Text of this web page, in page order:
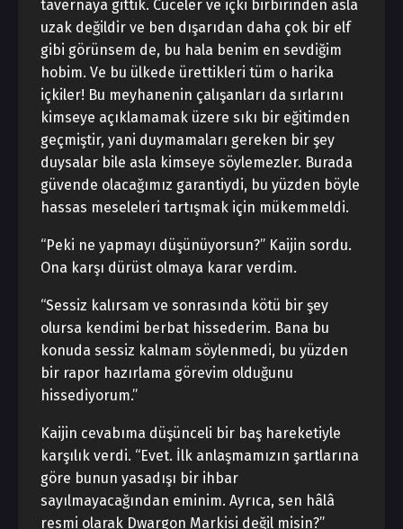
tavernaya gittik. Cüceler ve içki birbirinden asla
uzak değildir ve ben dışarıdan daha çok bir elf
gibi görünsem de, bu hala benim en sevdiğim
hobim. Ve bu ülkede ürettikleri tüm o harika
içkiler! Bu meyhanenin çalışanları da sırlarını
kimseye açıklamamak üzere sıkı bir eğitimden
geçmiştir, yani duymamaları gereken bir şey
duysalar bile asla kimseye söylemezler. Burada
güvende olacağımız garantiydi, bu yüzden böyle
hassas meseleleri tartışmak için mükemmeldi.
“Peki ne yapmayı düşünüyorsun?” Kaijin sordu.
Ona karşı dürüst olmaya karar verdim.
“Sessiz kalırsam ve sonrasında kötü bir şey
olursa kendimi berbat hissederim. Bana bu
konuda sessiz kalmam söylenmedi, bu yüzden
bir rapor hazırlama görevim olduğunu
hissediyorum.”
Kaijin cevabıma düşünceli bir baş hareketiyle
karşılık verdi. “Evet. İlk anlaşmamızın şartlarına
göre bunun yasadışı bir ihbar
sayılmayacağından eminim. Ayrıca, sen hâlâ
resmi olarak Dwargon Markisi değil misin?”